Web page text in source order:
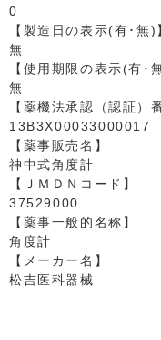
0
【製造日の表示(有･無)
無
【使用期限の表示(有･
無
【薬機法承認（認証）
13B3X00033000017
【薬事販売名】
神中式角度計
【ＪＭＤＮコード】
37529000
【薬事一般的名称】
角度計
【メーカー名】
松吉医科器械